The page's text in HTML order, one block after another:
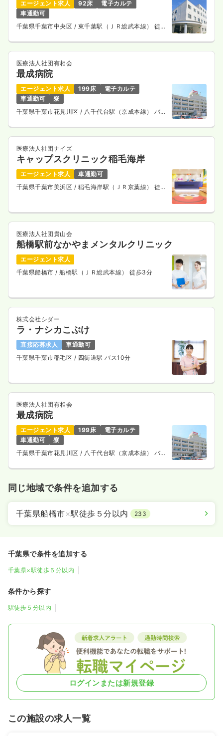
エージェント求人 92床
電子カルテ
車通勤可
千葉県千葉市中央区 / 東千葉駅（ＪＲ総武本線） 徒歩
医療法人社団有相会
最成病院
エージェント求人 199床
電子カルテ
車通勤可
寮
千葉県千葉市花見川区/ 八千代台駅（京成本線） バス
医療法人社団ナイズ
キャップスクリニック稲毛海岸
エージェント求人
車通勤可
千葉県千葉市美浜区 / 稲毛海岸駅（ＪＲ京葉線） 徒歩
医療法人社団貴山会
船橋駅前なかやまメンタルクリニック
エージェント求人
千葉県船橋市 / 船橋駅（ＪＲ総武本線） 徒歩3分
株式会社シダー
ラ・ナシカこぶけ
直接応募求人
車通勤可
千葉県千葉市稲毛区 / 四街道駅 バス10分
医療法人社団有相会
最成病院
エージェント求人 199床
電子カルテ
車通勤可
寮
千葉県千葉市花見川区/ 八千代台駅（京成本線） バス
同じ地域で条件を追加する
千葉県船橋市×駅徒歩５分以内 233
千葉県で条件を追加する
千葉県×駅徒歩５分以内
条件から探す
駅徒歩５分以内
ログインまたは新規登録
この施設の求人一覧